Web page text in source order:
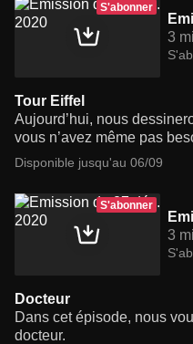
S'abonner
3
Tour Eiffel
Aujourd’hui, nous
vous n’avez même pas
Disponible jusqu'au 06/09
S'abonner
3
Docteur
Dans cet épisode, nous
docteur.